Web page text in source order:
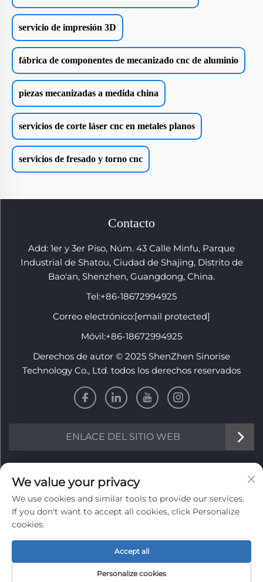
servicio de impresión 3D
fábrica de componentes de mecanizado cnc de aluminio
piezas mecanizadas a medida china
servicios de corte láser cnc en metales planos
servicios de fresado y torno cnc
Contacto
Add: 1er y 3er Piso, Núm. 43 Calle Minfu, Parque
Industrial de Shatou, Ciudad de Shajing, Distrito de
Bao'an, Shenzhen, Guangdong, China.
Tel:+86-18672994925
Correo electrónico:[email protected]
Móvil:+86-18672994925
Derechos de autor © 2025 ShenZhen Sinorise
Technology Co., Ltd. todos los derechos reservados
ENLACE DEL SITIO WEB
INFORMACIÓN
Regístrate para recibir nuestro boletín semanal
Enviar
We value your privacy
We use cookies and similar tools to provide our services.
If you don't want to accept all cookies, click Personalize
cookies.
Personalize cookies
Accept all